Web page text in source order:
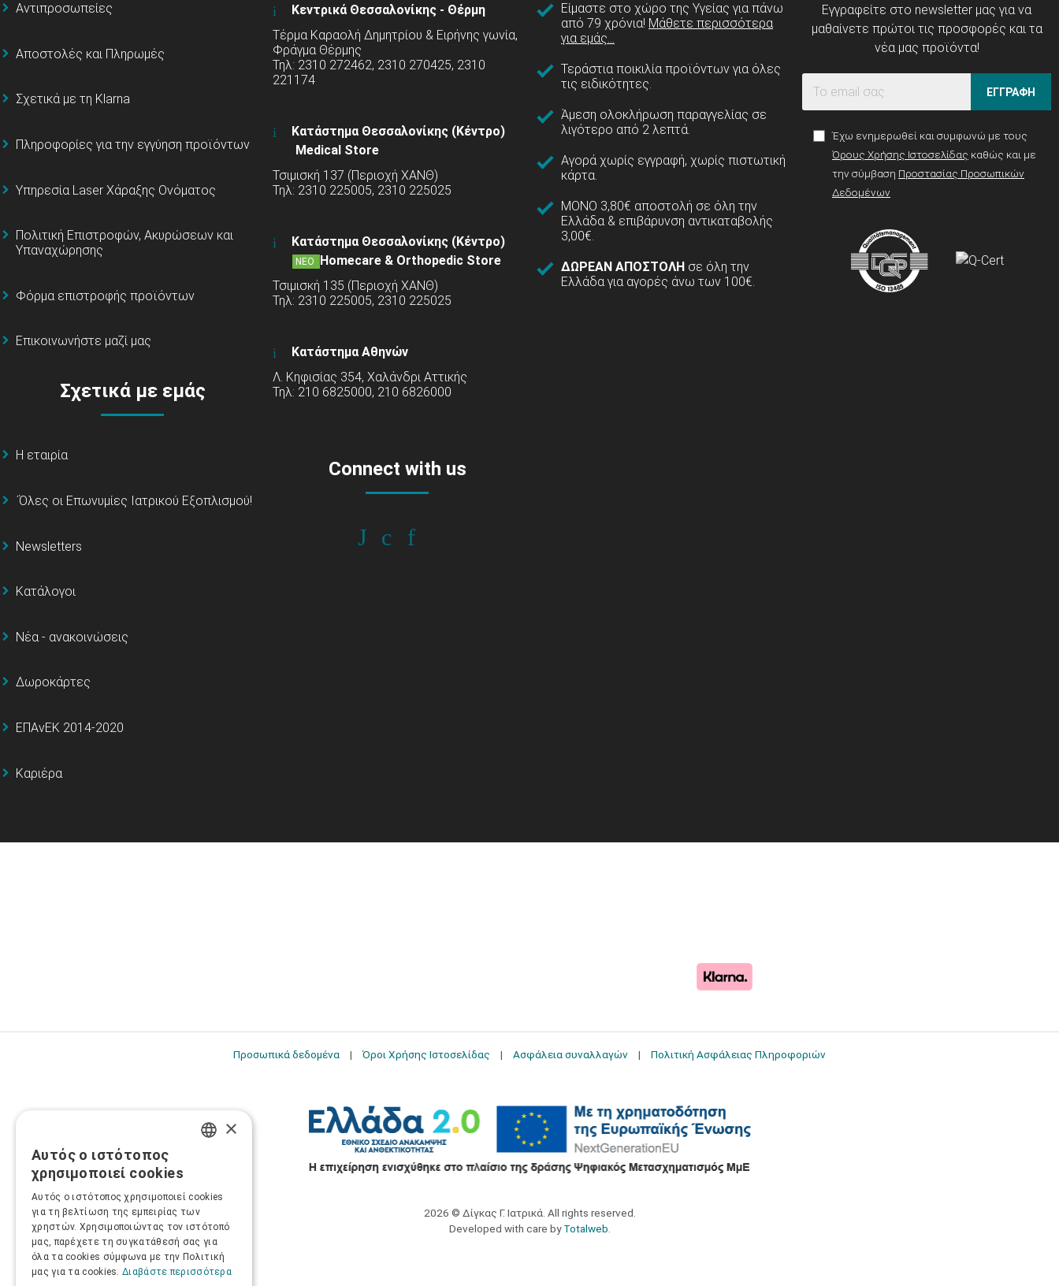
Αντιπροσωπείες
Αποστολές και Πληρωμές
Σχετικά με τη Klarna
Πληροφορίες για την εγγύηση προϊόντων
Υπηρεσία Laser Χάραξης Ονόματος
Πολιτική Επιστροφών, Ακυρώσεων και
Υπαναχώρησης
Φόρμα επιστροφής προϊόντων
Επικοινωνήστε μαζί μας
Σχετικά με εμάς
Η εταιρία
΄Όλες οι Επωνυμίες Ιατρικού Εξοπλισμού!
Newsletters
Κατάλογοι
Νέα - ανακοινώσεις
Δωροκάρτες
ΕΠΑνΕΚ 2014-2020
Καριέρα
Κεντρικά Θεσσαλονίκης - Θέρμη
Τέρμα Καραολή Δημητρίου & Ειρήνης γωνία,
Φράγμα Θέρμης
Τηλ: 2310 272462, 2310 270425, 2310
221174
Κατάστημα Θεσσαλονίκης (Κέντρο)
Medical Store
Τσιμισκή 137 (Περιοχή ΧΑΝΘ)
Τηλ: 2310 225005, 2310 225025
Κατάστημα Θεσσαλονίκης (Κέντρο)
ΝΕΟ
Homecare & Orthopedic Store
Τσιμισκή 135 (Περιοχή ΧΑΝΘ)
Τηλ: 2310 225005, 2310 225025
Κατάστημα Αθηνών
Λ. Κηφισίας 354, Χαλάνδρι Αττικής
Τηλ: 210 6825000, 210 6826000
Connect with us
Είμαστε στο χώρο της Υγείας για πάνω
από 79 χρόνια! Μάθετε περισσότερα
για εμάς...
Τεράστια ποικιλία προϊόντων για όλες
τις ειδικότητες.
Άμεση ολοκλήρωση παραγγελίας σε
λιγότερο από 2 λεπτά.
Αγορά χωρίς εγγραφή, χωρίς πιστωτική
κάρτα.
ΜΟΝΟ 3,80€ αποστολή σε όλη την
Ελλάδα & επιβάρυνση αντικαταβολής
3,00€.
ΔΩΡΕΑΝ ΑΠΟΣΤΟΛΗ σε όλη την
Ελλάδα για αγορές άνω των 100€.
Εγγραφείτε στο newsletter μας για να
μαθαίνετε πρώτοι τις προσφορές και τα
νέα μας προϊόντα!
ΕΓΓΡΑΦΗ
Έχω ενημερωθεί και συμφωνώ με τους
Όρους Χρήσης Ιστοσελίδας καθώς και με
την σύμβαση Προστασίας Προσωπικών
Δεδομένων
Προσωπικά δεδομένα Όροι Χρήσης Ιστοσελίδας Ασφάλεια συναλλαγών Πολιτική Ασφάλειας Πληροφοριών
2026 © Δίγκας Γ. Ιατρικά. All rights reserved.
Developed with care byTotalweb.
×
Αυτός ο ιστότοπος
χρησιμοποιεί cookies
Αυτός ο ιστότοπος χρησιμοποιεί cookies
για τη βελτίωση της εμπειρίας των
χρηστών. Χρησιμοποιώντας τον ιστότοπό
μας, παρέχετε τη συγκατάθεσή σας για
όλα τα cookies σύμφωνα με την Πολιτική
μας για τα cookies. Διαβάστε περισσότερα